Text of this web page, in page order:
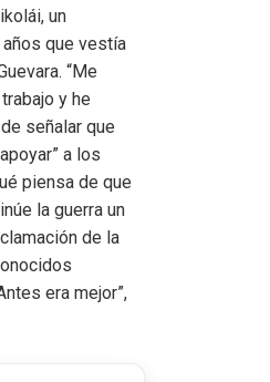
un
que vestía
“Me
y he
señalar que
a los
piensa de que
la guerra un
de la
era mejor”,